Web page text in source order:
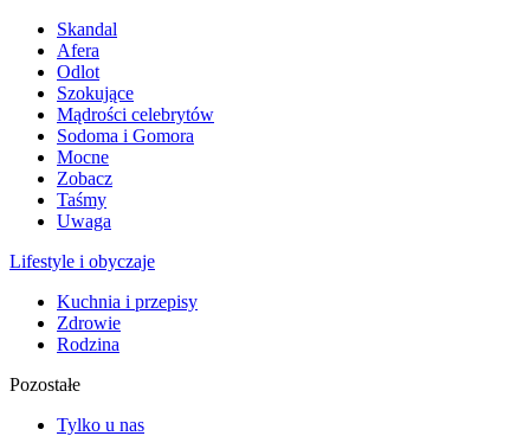
Skandal
Afera
Odlot
Szokujące
Mądrości celebrytów
Sodoma i Gomora
Mocne
Zobacz
Taśmy
Uwaga
Lifestyle i obyczaje
Kuchnia i przepisy
Zdrowie
Rodzina
Pozostałe
Tylko u nas